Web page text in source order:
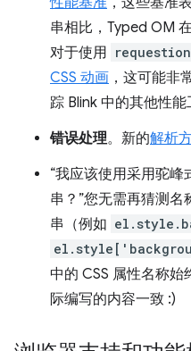
串相比，Typed OM
对于使用
CSS 动画 ，这可能非
踪 Blink 中的其他性能
错误处理。新的解析
“我应该使用采用驼峰
串？”您无需再猜测
串（例如
中的 CSS 属性名称始
际编写的内容一致 :)